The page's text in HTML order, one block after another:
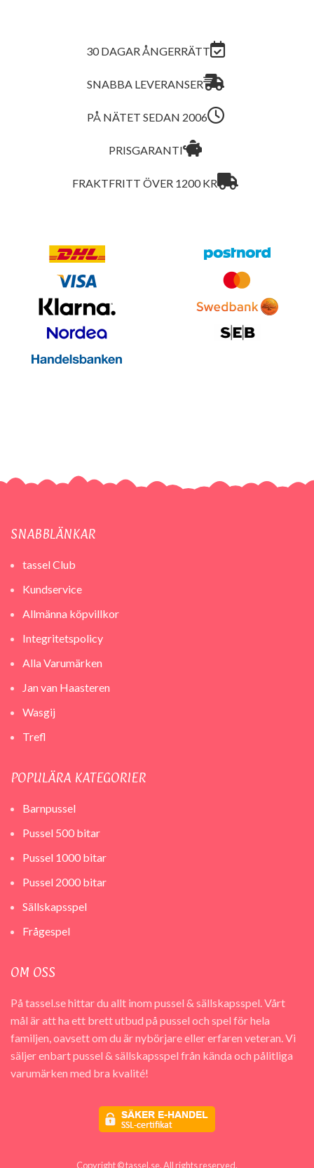
30 DAGAR ÅNGERRÄTT
SNABBA LEVERANSER
PÅ NÄTET SEDAN 2006
PRISGARANTI
FRAKTFRITT ÖVER 1200 KR
SNABBLÄNKAR
tassel Club
Kundservice
Allmänna köpvillkor
Integritetspolicy
Alla Varumärken
Jan van Haasteren
Wasgij
Trefl
POPULÄRA KATEGORIER
Barnpussel
Pussel 500 bitar
Pussel 1000 bitar
Pussel 2000 bitar
Sällskapsspel
Frågespel
OM OSS
På tassel.se hittar du allt inom pussel & sällskapsspel. Vårt
mål är att ha ett brett utbud på pussel och spel för hela
familjen, oavsett om du är nybörjare eller erfaren veteran. Vi
säljer enbart pussel & sällskapsspel från kända och pålitliga
varumärken med bra kvalité!
Copyright © tassel.se. All rights reserved.